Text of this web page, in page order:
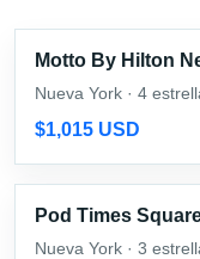
Motto By Hilton
Nueva York · 4
$1,015 USD
Pod Times
Nueva York · 3